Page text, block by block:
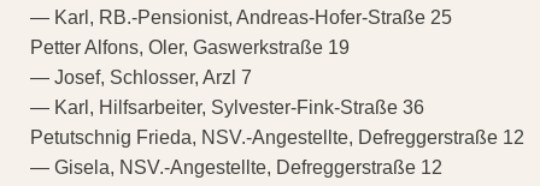
— Karl, RB.-Pensionist, Andreas-Hofer-Straße 25
Petter Alfons, Oler, Gaswerkstraße 19
— Josef, Schlosser, Arzl 7
— Karl, Hilfsarbeiter, Sylvester-Fink-Straße 36
Petutschnig Frieda, NSV.-Angestellte, Defreggerstraße 12
— Gisela, NSV.-Angestellte, Defreggerstraße 12